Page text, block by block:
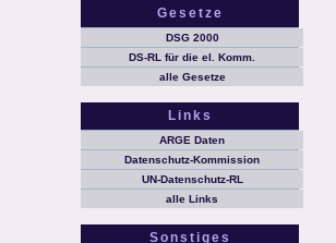
Gesetze
DSG 2000
DS-RL für die el. Komm.
alle Gesetze
Links
ARGE Daten
Datenschutz-Kommission
UN-Datenschutz-RL
alle Links
Sonstiges